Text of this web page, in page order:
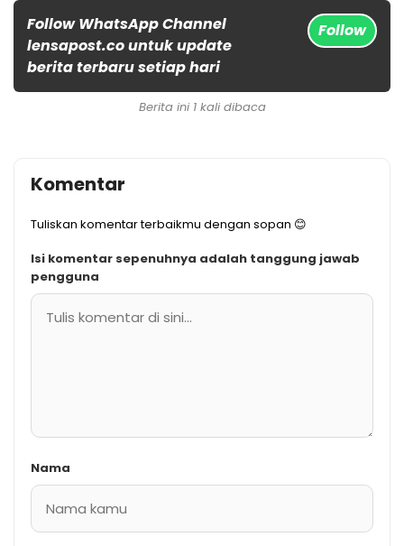
Follow WhatsApp Channel
lensapost.co untuk update
berita terbaru setiap hari
Follow
Berita ini 1 kali dibaca
Komentar
Tuliskan komentar terbaikmu dengan sopan 😊
Isi komentar sepenuhnya adalah tanggung jawab
pengguna
Nama